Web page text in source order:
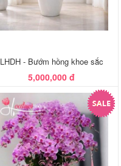
LHDH - Bướm hồng khoe sắc
5,000,000 đ